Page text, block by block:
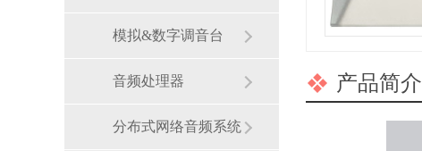
模拟&数字调音台
音频处理器
分布式网络音频系统
产品简介